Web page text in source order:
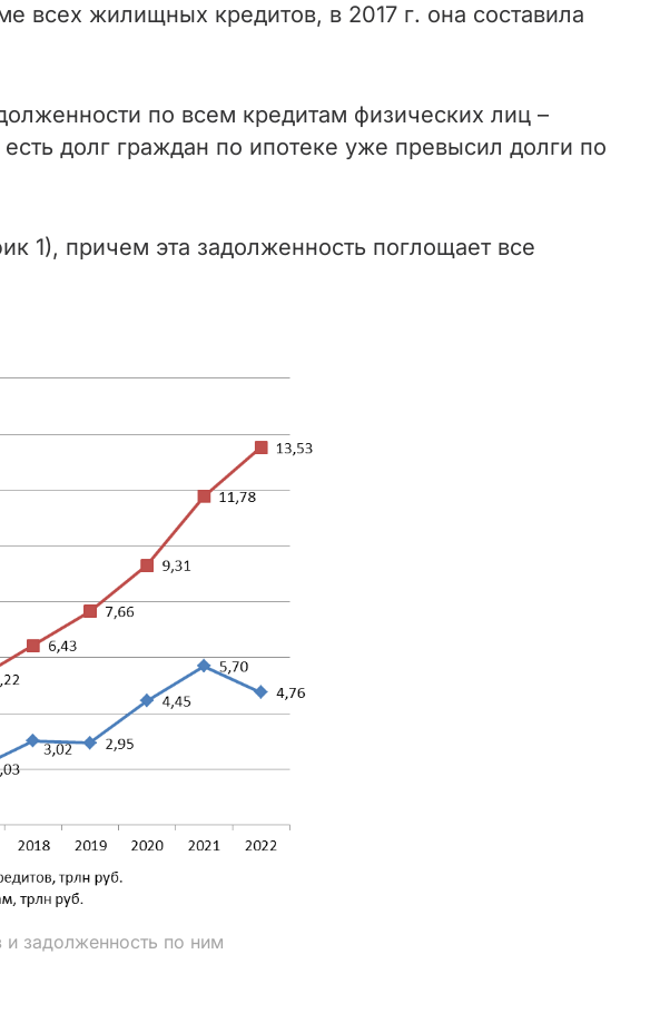
всех жилищных кредитов, в 2017 г. она составила
по всем кредитам физических лиц –
долг граждан по ипотеке уже превысил долги по
1), причем эта задолженность поглощает все
задолженность по ним